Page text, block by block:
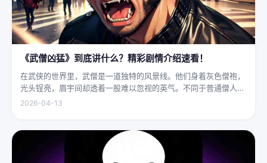
《武僧凶猛》到底讲什么？精彩剧情介绍速看！
在武侠的世界里，武僧是一道独特的风景线。他们身着灰色僧袍，
光头锃亮，眉宇间却透着一股难以忽视的英气。不同于普通僧人的
慈眉善目，武僧的眼神中常常闪烁着锐利的光，仿佛能洞穿一切虚
2026-04-13